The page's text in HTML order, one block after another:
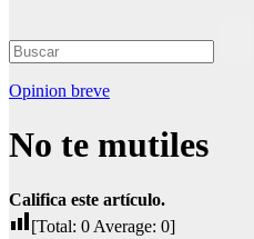
Opinion breve
No te mutiles
Califica este artículo.
[Total: 0 Average: 0]